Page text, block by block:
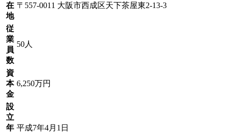
在
地
〒557-0011 大阪市西成区天下茶屋東2-13-3
従
業
員
数
50人
資
本
金
6,250万円
設
立
年 平成7年4月1日